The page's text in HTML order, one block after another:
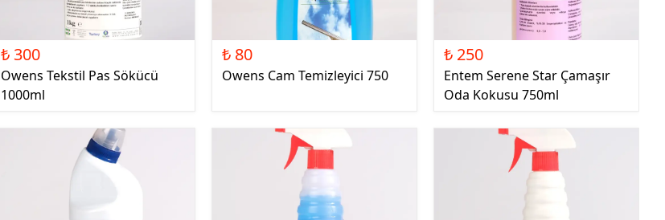
₺ 300
Owens Tekstil Pas Sökücü
1000ml
₺ 80
Owens Cam Temizleyici 750
₺ 250
Entem Serene Star Çamaşır
Oda Kokusu 750ml